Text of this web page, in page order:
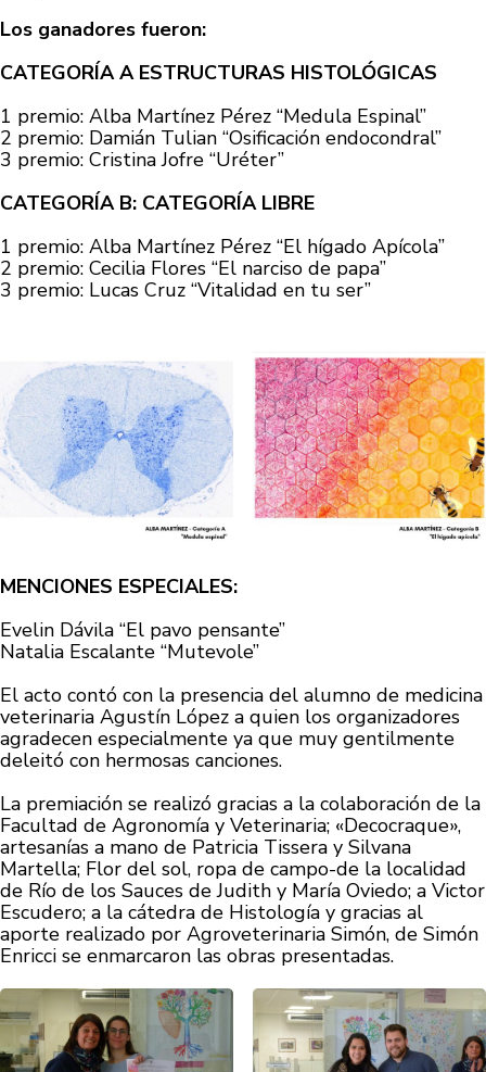
Los ganadores fueron:
CATEGORÍA A ESTRUCTURAS HISTOLÓGICAS
1 premio: Alba Martínez Pérez “Medula Espinal”
2 premio: Damián Tulian “Osificación endocondral”
3 premio: Cristina Jofre “Uréter”
CATEGORÍA B: CATEGORÍA LIBRE
1 premio: Alba Martínez Pérez “El hígado Apícola”
2 premio: Cecilia Flores “El narciso de papa”
3 premio: Lucas Cruz “Vitalidad en tu ser”
MENCIONES ESPECIALES:
Evelin Dávila “El pavo pensante”
Natalia Escalante “Mutevole”
El acto contó con la presencia del alumno de medicina
veterinaria Agustín López a quien los organizadores
agradecen especialmente ya que muy gentilmente
deleitó con hermosas canciones.
La premiación se realizó gracias a la colaboración de la
Facultad de Agronomía y Veterinaria; «Decocraque»,
artesanías a mano de Patricia Tissera y Silvana
Martella; Flor del sol, ropa de campo-de la localidad
de Río de los Sauces de Judith y María Oviedo; a Victor
Escudero; a la cátedra de Histología y gracias al
aporte realizado por Agroveterinaria Simón, de Simón
Enricci se enmarcaron las obras presentadas.